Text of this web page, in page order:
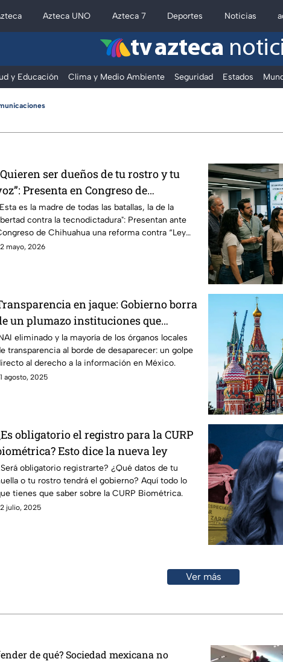
Azteca UNO Azteca 7 Deportes Noticias
tv azteca
y Educación Clima y Medio Ambiente Seguridad Estados
en Fuerza
ser dueños de tu rostro y tu
Presenta en Congreso de
una reforma contra "Ley
de Morena
es la madre de todas las batallas, la de la
contra la tecnodictadura": Presentan ante
de Chihuahua una reforma contra “Ley
mayo, 2026
en jaque: Gobierno borra
un plumazo instituciones que
tu derecho a saber
eliminado y la mayoría de los órganos locales
transparencia al borde de desaparecer: un golpe
al derecho a la información en México.
agosto, 2025
obligatorio el registro para la CURP
Esto dice la nueva ley
obligatorio registrarte? ¿Qué datos de tu
o tu rostro tendrá el gobierno? Aquí todo lo
tienes que saber sobre la CURP Biométrica.
julio, 2025
Ver más
de qué? Sociedad mexicana no